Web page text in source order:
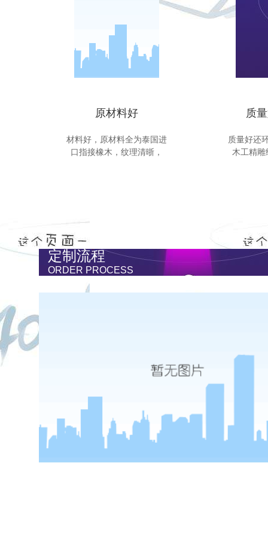
原材料好
材料好，原材料全为泰国进
口指接橡木，纹理清晣，
质
质量好还
木工精
定制流程
ORDER PROCESS